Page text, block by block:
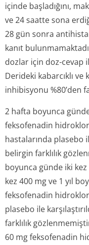
içinde başladığını,
ve 24 saatte sona
28 gün sonra
kanıt
dozlar için doz-cevap
Derideki kabarcıklı
inhibisyonu %80’den
2 hafta boyunca
feksofenadin
hastalarında plasebo
belirgin farklılık
boyunca günde iki
kez 400 mg ve 1 yıl
feksofenadin
plasebo ile
farklılık
60 mg feksofenadin